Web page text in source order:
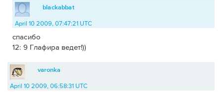
blackabbat
April 10 2009, 07:47:21 UTC
спасибо
12: 9 Глафира ведет!))
varonka
April 10 2009, 06:58:31 UTC